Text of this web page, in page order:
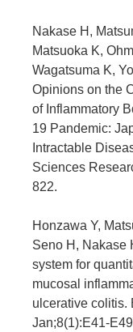
Nakase H,
Matsuoka K,
Wagatsuma K,
Opinions on the
of Inflammatory
19 Pandemic:
Intractable
Sciences
822.
Honzawa Y,
Seno H, Nakase
system for
mucosal
ulcerative colitis.
Jan;8(1):E41-